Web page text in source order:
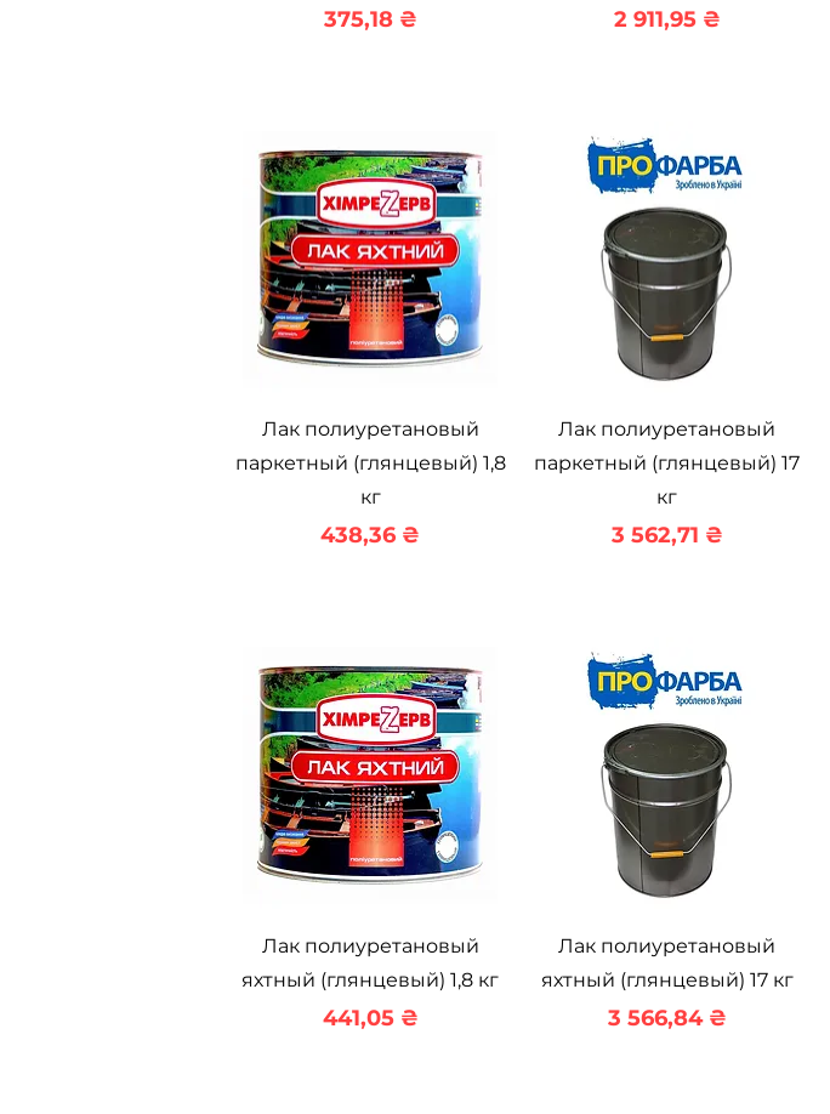
Цена
375,18 ₴ Цена
2 911,95 ₴
Быстрый просмотр
Лак полиуретановый
паркетный (глянцевый) 1,8
кг
Цена
438,36 ₴
Быстрый просмотр
Лак полиуретановый
паркетный (глянцевый) 17
кг
Цена
3 562,71 ₴
Быстрый просмотр
Лак полиуретановый
яхтный (глянцевый) 1,8 кг
Цена
441,05 ₴
Быстрый просмотр
Лак полиуретановый
яхтный (глянцевый) 17 кг
Цена
3 566,84 ₴